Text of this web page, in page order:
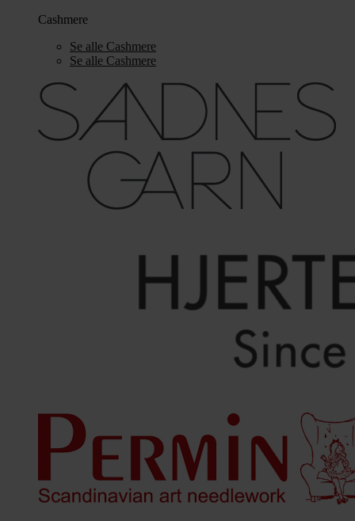
Cashmere
Se alle Cashmere
Se alle Cashmere